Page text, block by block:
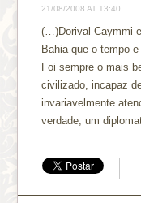
21/08/2008 AT 13:40
(…)Dorival Caymmi
Bahia que o tempo
Foi sempre o mais
civilizado, incapaz
invariavelmente
verdade, um